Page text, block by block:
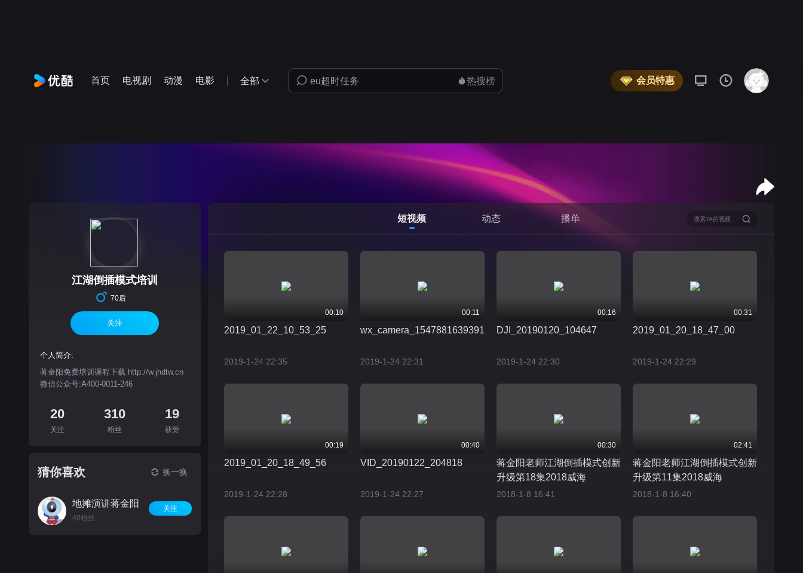
首页 电视剧 动漫 电影 全部 热搜榜 会员特惠
江湖倒插模式培训
70后
关注
个人简介:
蒋金阳免费培训课程下载 http://w.jhdtw.cn
微信公众号:A400-0011-246
20
关注
310
粉丝
19
获赞
猜你喜欢 换一换
地摊演讲蒋金阳
40粉丝
关注
短视频 动态 播单
00:10
2019_01_22_10_53_25
2019-1-24 22:35
00:11
wx_camera_1547881639391
2019-1-24 22:31
00:16
DJI_20190120_104647
2019-1-24 22:30
00:31
2019_01_20_18_47_00
2019-1-24 22:29
00:19
2019_01_20_18_49_56
2019-1-24 22:28
00:40
VID_20190122_204818
2019-1-24 22:27
00:30
蒋金阳老师江湖倒插模式创新
升级第18集2018威海
2018-1-8 16:41
02:41
蒋金阳老师江湖倒插模式创新
升级第11集2018威海
2018-1-8 16:40